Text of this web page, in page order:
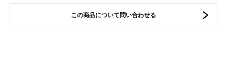
この商品について問い合わせる